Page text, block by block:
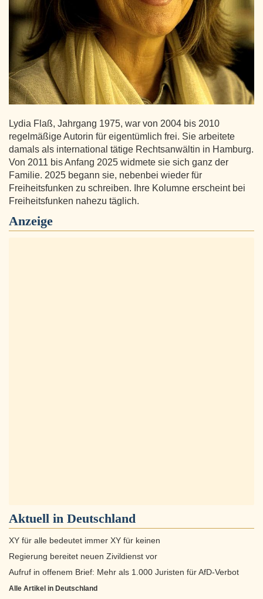
Lydia Flaß, Jahrgang 1975, war von 2004 bis 2010
regelmäßige Autorin für eigentümlich frei. Sie arbeitete
damals als international tätige Rechtsanwältin in Hamburg.
Von 2011 bis Anfang 2025 widmete sie sich ganz der
Familie. 2025 begann sie, nebenbei wieder für
Freiheitsfunken zu schreiben. Ihre Kolumne erscheint bei
Freiheitsfunken nahezu täglich.
Anzeige
Aktuell in Deutschland
XY für alle bedeutet immer XY für keinen
Regierung bereitet neuen Zivildienst vor
Aufruf in offenem Brief: Mehr als 1.000 Juristen für AfD-Verbot
Alle Artikel in Deutschland